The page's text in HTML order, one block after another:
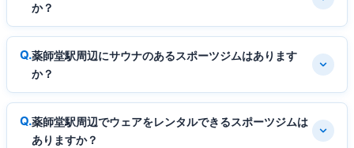
か？
薬師堂駅周辺にサウナのあるスポーツジムはあります
か？
薬師堂駅周辺でウェアをレンタルできるスポーツジムは
ありますか？